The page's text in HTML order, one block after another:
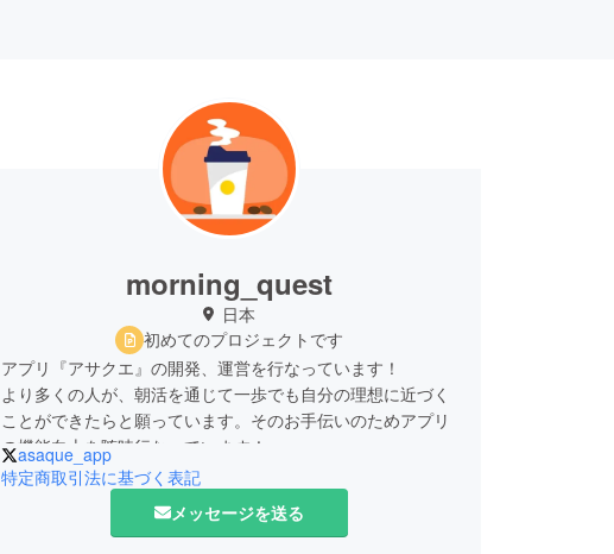
morning_quest
日本
初めてのプロジェクトです
アプリ『アサクエ』の開発、運営を行なっています！
より多くの人が、朝活を通じて一歩でも自分の理想に近づく
ことができたらと願っています。そのお手伝いのためアプリ
の機能向上を随時行なっています！
asaque_app
特定商取引法に基づく表記
メッセージを送る